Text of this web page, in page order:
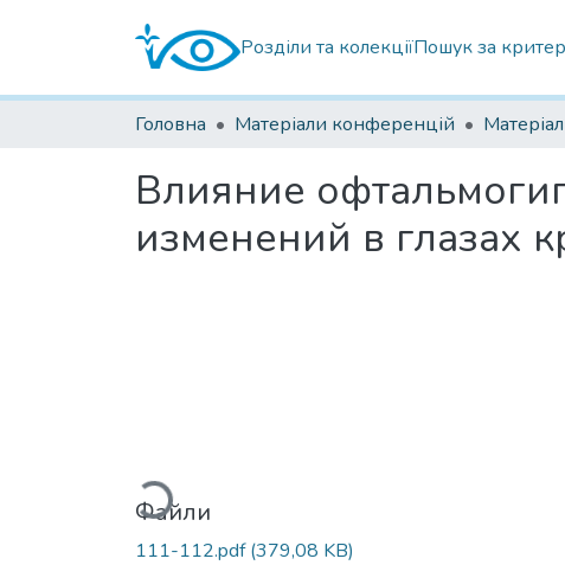
Розділи та колекціїПошук за
Головна Матеріали конференцій
Влияние
изменений в глазах
Вантажиться...
Файли
111-112.pdf(379,08 KB)